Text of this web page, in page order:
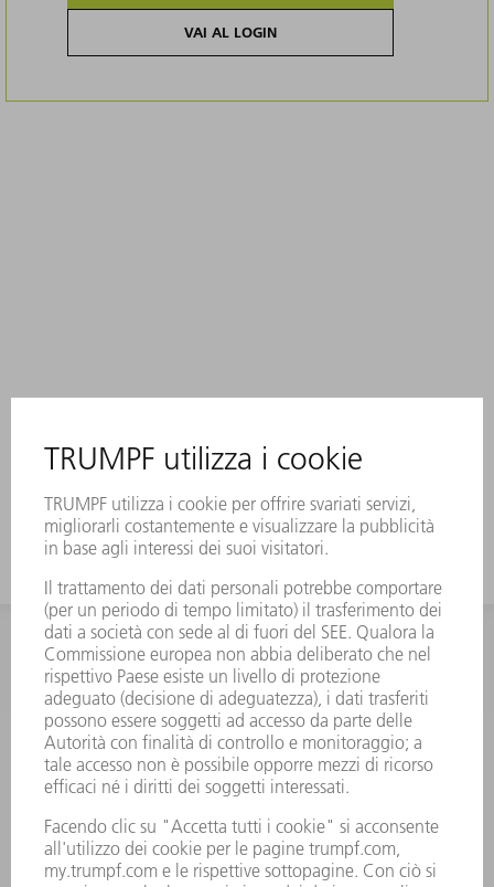
VAI AL LOGIN
INFORMAZIONE
Domande frequenti
Condizioni generali di contratto
CONTATTO
RICAMBI TRUMPF ITALIA
+39 02 48489420
lunedì a venerdì: 08:30 – 18:00
ricambi@trumpf.com
CONTATTO